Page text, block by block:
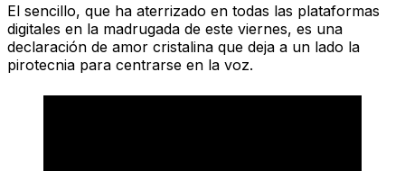
El sencillo, que ha aterrizado en todas las plataformas
digitales en la madrugada de este viernes, es una
declaración de amor cristalina que deja a un lado la
pirotecnia para centrarse en la voz.